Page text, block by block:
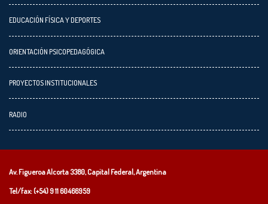
EDUCACIÓN FÍSICA Y DEPORTES
ORIENTACIÓN PSICOPEDAGÓGICA
PROYECTOS INSTITUCIONALES
RADIO
Av. Figueroa Alcorta 3380, Capital Federal, Argentina
Tel/fax: (+54)9 11 60466959